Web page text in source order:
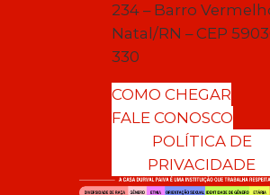
234 – Barro
Natal/RN – CEP
330
COMO CHEGAR
FALE CONOSCO
POLÍTICA DE
PRIVACIDADE